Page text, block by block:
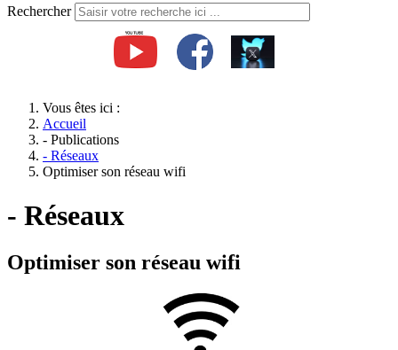
Rechercher
Vous êtes ici :
Accueil
- Publications
- Réseaux
Optimiser son réseau wifi
- Réseaux
Optimiser son réseau wifi